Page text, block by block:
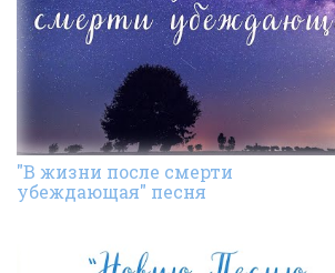
"В жизни после смерти
убеждающая" песня